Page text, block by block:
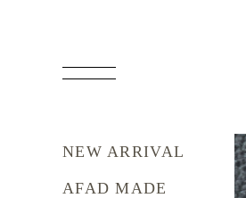
NEW ARRIVAL
AFAD MADE